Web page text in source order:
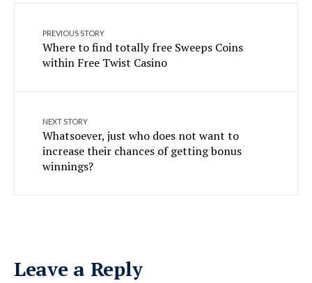
PREVIOUS STORY
Where to find totally free Sweeps Coins
within Free Twist Casino
NEXT STORY
Whatsoever, just who does not want to
increase their chances of getting bonus
winnings?
Leave a Reply